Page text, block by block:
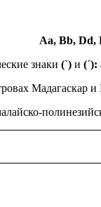
Aa, Bb, Dd,
знаки (`) и (´):
Мадагаскар